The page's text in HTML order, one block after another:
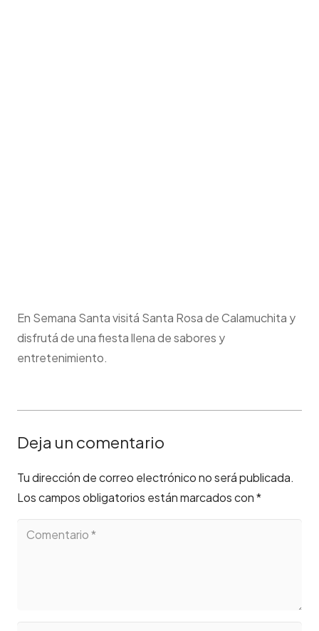
En Semana Santa visitá Santa Rosa deCalamuchita y
disfrutá de una fiesta llena de sabores y
entretenimiento.
Deja un comentario
Tu dirección de correo electrónico no será publicada.
Los campos obligatorios están marcados con*